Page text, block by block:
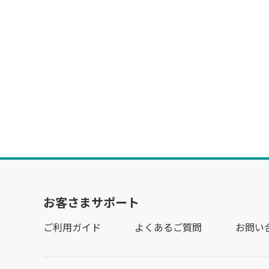
お客さまサポート
ご利用ガイド よくあるご質問 お問い